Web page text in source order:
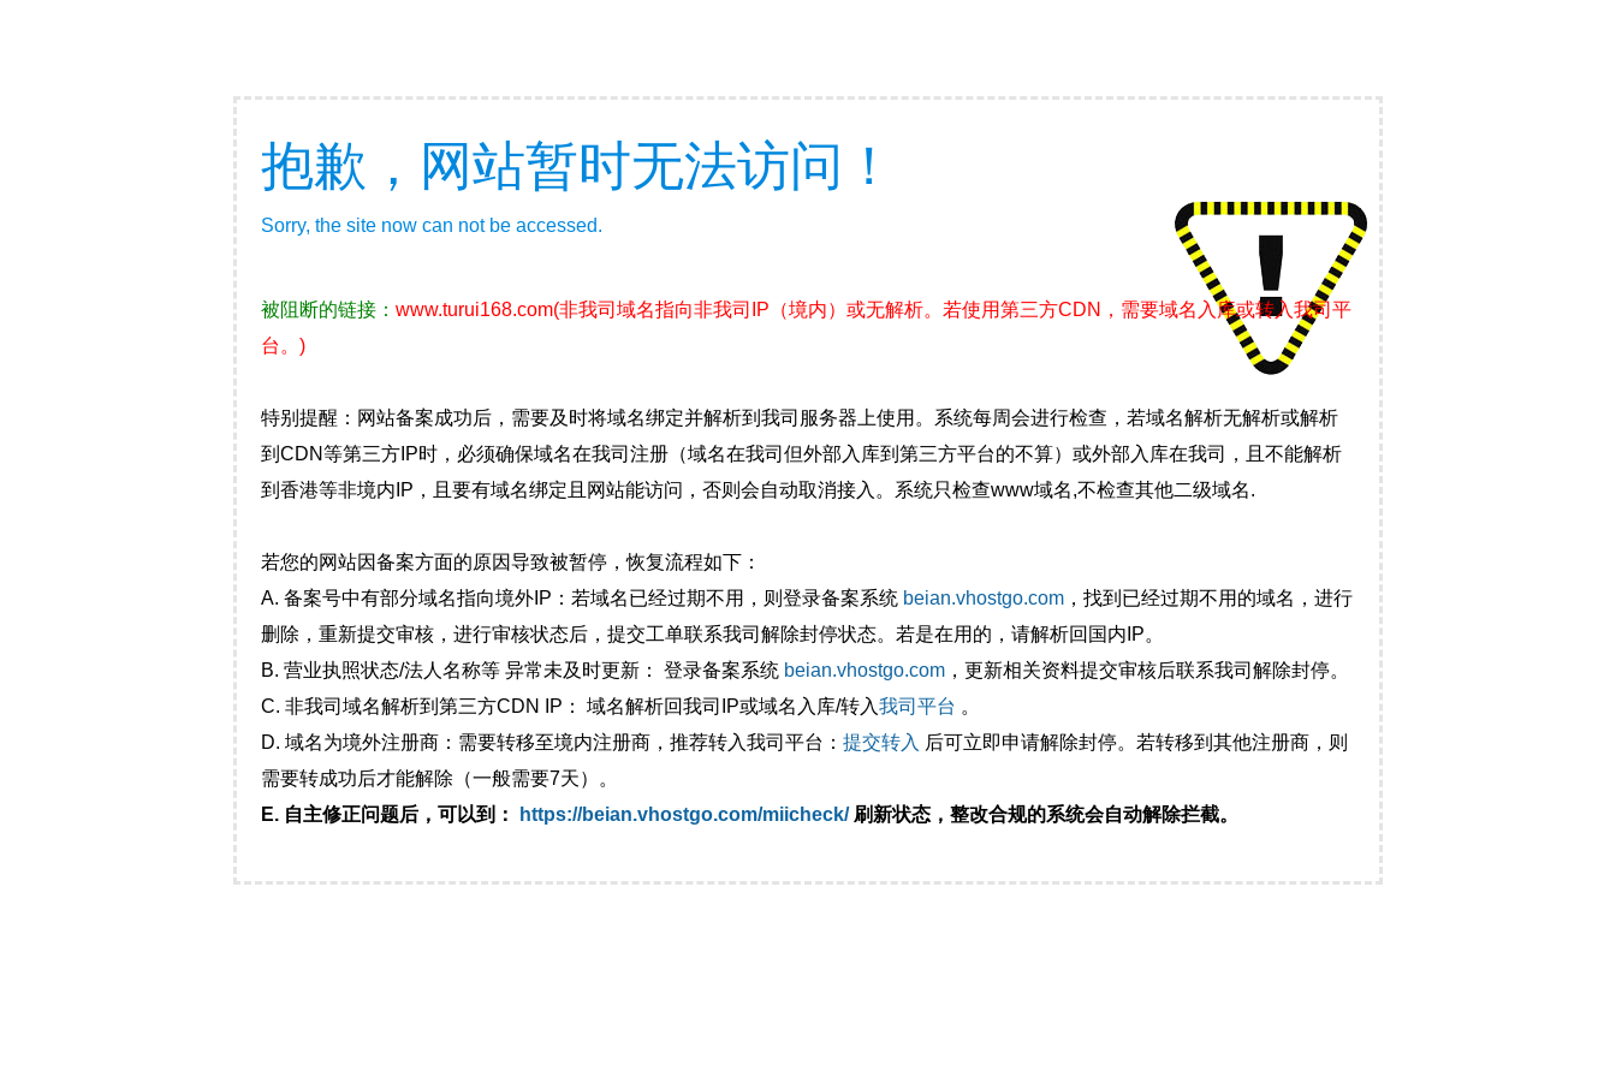
抱歉，网站暂时无法访问！
Sorry, the site now can not be accessed.
被阻断的链接： www.turui168.com(非我司域名指向非我司IP（境内）或无解析。若使用第三方CDN，需要域名入库或转入我司平
台。)
特别提醒：网站备案成功后，需要及时将域名绑定并解析到我司服务器上使用。系统每周会进行检查，若域名解析无解析或解析
到CDN等第三方IP时，必须确保域名在我司注册（域名在我司但外部入库到第三方平台的不算）或外部入库在我司，且不能解析
到香港等非境内IP，且要有域名绑定且网站能访问，否则会自动取消接入。系统只检查www域名,不检查其他二级域名.
若您的网站因备案方面的原因导致被暂停，恢复流程如下：
A. 备案号中有部分域名指向境外IP：若域名已经过期不用，则登录备案系统 beian.vhostgo.com ，找到已经过期不用的域名，进行
删除，重新提交审核，进行审核状态后，提交工单联系我司解除封停状态。若是在用的，请解析回国内IP。
B. 营业执照状态/法人名称等 异常未及时更新： 登录备案系统 beian.vhostgo.com ，更新相关资料提交审核后联系我司解除封停。
C. 非我司域名解析到第三方CDN IP： 域名解析回我司IP或域名入库/转入我司平台 。
D. 域名为境外注册商：需要转移至境内注册商，推荐转入我司平台： 提交转入 后可立即申请解除封停。若转移到其他注册商，则
需要转成功后才能解除（一般需要7天）。
E. 自主修正问题后，可以到：
https://beian.vhostgo.com/miicheck/刷新状态，整改合规的系统会自动解除拦截。